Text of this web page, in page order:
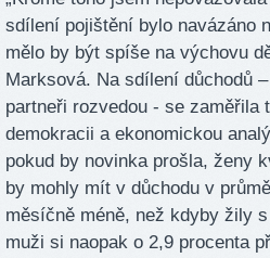
sdílení pojištění bylo navázáno
mělo by být spíše na výchovu
Marksová. Na sdílení důchodů
partneři rozvedou - se zaměřila
demokracii a ekonomickou
pokud by novinka prošla, ženy
by mohly mít v důchodu v
měsíčně méně, než kdyby žily
muži si naopak o 2,9 procenta